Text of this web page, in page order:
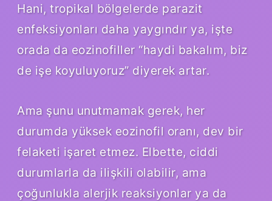
Hani, tropikal bölgelerde parazit
enfeksiyonları daha yaygındır ya, işte
orada da eozinofiller “haydi bakalım, biz
de işe koyuluyoruz” diyerek artar.
Ama şunu unutmamak gerek, her
durumda yüksek eozinofil oranı, dev bir
felaketi işaret etmez. Elbette, ciddi
durumlarla da ilişkili olabilir, ama
çoğunlukla alerjik reaksiyonlar ya da